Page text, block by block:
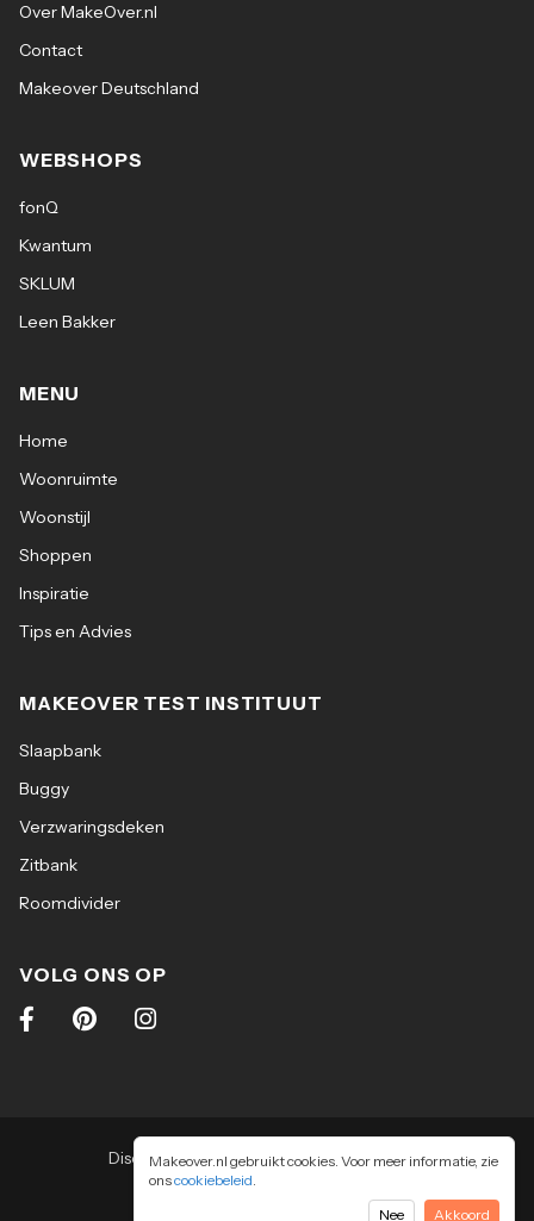
Makeover.nl gebruikt cookies. Voor meer informatie, zie
onscookiebeleid.
Nee
Akkoord
Over MakeOver.nl
Contact
Makeover Deutschland
WEBSHOPS
fonQ
Kwantum
SKLUM
Leen Bakker
MENU
Home
Woonruimte
Woonstijl
Shoppen
Inspiratie
Tips en Advies
MAKEOVER TEST INSTITUUT
Slaapbank
Buggy
Verzwaringsdeken
Zitbank
Roomdivider
VOLG ONS OP
Disclaimer | Algemene voorwaarden |
Privacy & cookiebeleid